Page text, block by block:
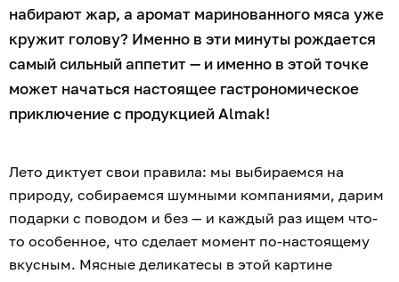
набирают жар, а аромат маринованного мяса уже
кружит голову? Именно в эти минуты рождается
самый сильный аппетит — и именно в этой точке
может начаться настоящее гастрономическое
приключение с продукцией Almak!
Лето диктует свои правила: мы выбираемся на
природу, собираемся шумными компаниями, дарим
подарки с поводом и без — и каждый раз ищем что-
то особенное, что сделает момент по-настоящему
вкусным. Мясные деликатесы в этой картине